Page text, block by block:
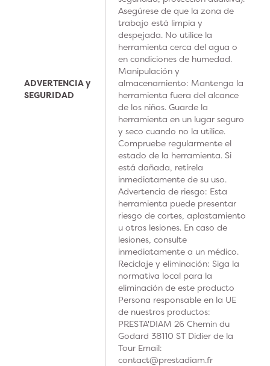
ADVERTENCIA y
SEGURIDAD
Asegúrese de que la zona de
trabajo está limpia y
despejada. No utilice la
herramienta cerca del agua o
en condiciones de humedad.
Manipulación y
almacenamiento: Mantenga la
herramienta fuera del alcance
de los niños. Guarde la
herramienta en un lugar seguro
y seco cuando no la utilice.
Compruebe regularmente el
estado de la herramienta. Si
está dañada, retírela
inmediatamente de su uso.
Advertencia de riesgo: Esta
herramienta puede presentar
riesgo de cortes, aplastamiento
u otras lesiones. En caso de
lesiones, consulte
inmediatamente a un médico.
Reciclaje y eliminación: Siga la
normativa local para la
eliminación de este producto
Persona responsable en la UE
de nuestros productos:
PRESTA'DIAM 26 Chemin du
Godard 38110 ST Didier de la
Tour Email:
contact@prestadiam.fr